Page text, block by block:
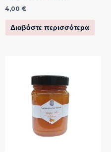
4,00 €
Διαβάστε περισσότερα